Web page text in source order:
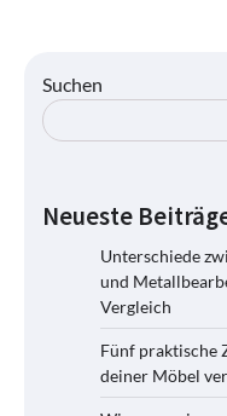
Suchen
Neueste
Unterschiede
und
Vergleich
Fünf praktische
deiner Möbel